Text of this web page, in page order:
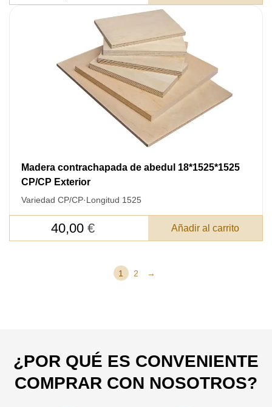
Madera contrachapada de abedul 18*1525*1525
CP/CP Exterior
Variedad CP/CP·Longitud 1525
40,00 € Añadir al carrito
1 2 →
¿POR QUÉ ES CONVENIENTE
COMPRAR CON NOSOTROS?